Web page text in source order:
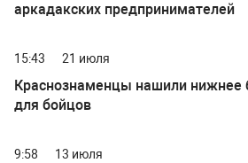
аркадакских предпринимателей
15:43 21 июля
Краснознаменцы нашили нижнее
для бойцов
9:58 13 июля